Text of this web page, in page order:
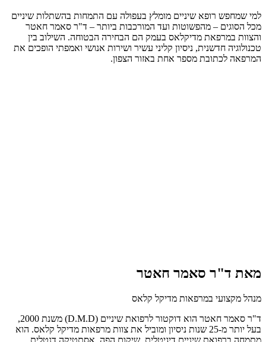
למי שמחפש רופא שיניים מומלץ בעפולה עם התמחות בהשתלות שיניים
מכל הסוגים – מהפשוטות ועד המורכבות ביותר – ד"ר סאמר חאטר
והצוות במרפאת מדיקלאס בעמק הם הבחירה הבטוחה. השילוב בין
טכנולוגיה חדשנית, ניסיון קליני עשיר ושירות אנושי ואמפתי הופכים את
המרפאה לכתובת מספר אחת באזור הצפון.
מאת ד"ר סאמר חאטר
מנהל מקצועי במרפאות מדיקל קלאס
ד"ר סאמר חאטר הוא דוקטור לרפואת שיניים (D.M.D) משנת 2000,
בעל יותר מ-25 שנות ניסיון ומוביל את צוות מרפאות מדיקל קלאס. הוא
מתמחה ברפואת שיניים דיגיטלית, שיקום הפה, אסתטיקה דנטלית,